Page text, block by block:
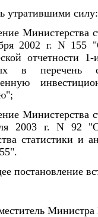
утратившими силу:
Министерства
2002 г. N 155
отчетности
в перечень
Министерства
2003 г. N 92 "О
статистики и
постановление